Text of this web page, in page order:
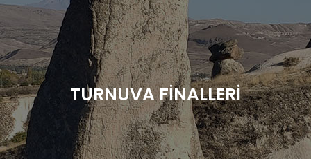
TURNUVA FINALLERI